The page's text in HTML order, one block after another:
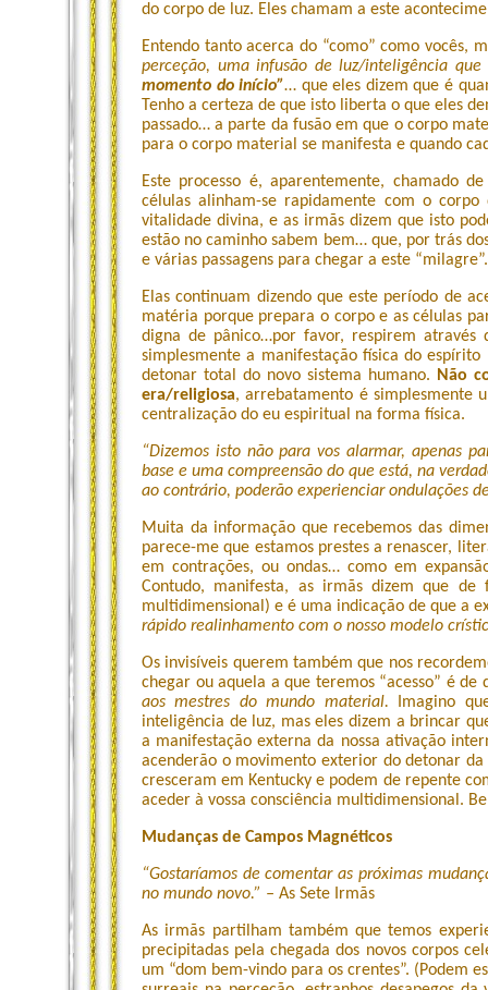
do corpo de luz. Eles chamam a este
Entendo tanto acerca do “como” como vocês,
perceção, uma infusão de luz/inteligência
momento do início”… que eles dizem que é
Tenho a certeza de que isto liberta o que eles
passado… a parte da fusão em que o corpo
para o corpo material se manifesta e quando
Este processo é, aparentemente, chamado
células alinham-se rapidamente com o
vitalidade divina, e as irmãs dizem que isto
estão no caminho sabem bem… que, por trás
e várias passagens para chegar a este “milagre”.
Elas continuam dizendo que este período de
matéria porque prepara o corpo e as células
digna de pânico…por favor, respirem através
simplesmente a manifestação física do
detonar total do novo sistema humano. Não
era/religiosa, arrebatamento é simplesmente
centralização do eu espiritual na forma física.
“Dizemos isto não para vos alarmar, apenas
base e uma compreensão do que está, na
ao contrário, poderão experienciar ondulações
Muita da informação que recebemos das
parece-me que estamos prestes a renascer,
em contrações, ou ondas… como em
Contudo, manifesta, as irmãs dizem que
multidimensional) e é uma indicação de que a
rápido realinhamento com o nosso modelo
Os invisíveis querem também que nos
chegar ou aquela a que teremos “acesso” é
aos mestres do mundo material.
Imagino
inteligência de luz, mas eles dizem a brincar
a manifestação externa da nossa ativação
acenderão o movimento exterior do detonar
cresceram em Kentucky e podem de repente
aceder à vossa consciência multidimensional.
Mudanças de Campos Magnéticos
“Gostaríamos de comentar as próximas
no mundo novo.” – As Sete Irmãs
As irmãs partilham também que temos
precipitadas pela chegada dos novos corpos
um “dom bem-vindo para os crentes”. (Podem